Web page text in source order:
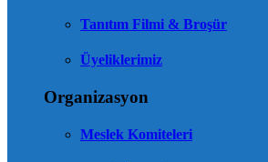
Tanıtım Filmi & Broşür
Üyeliklerimiz
Organizasyon
Meslek Komiteleri